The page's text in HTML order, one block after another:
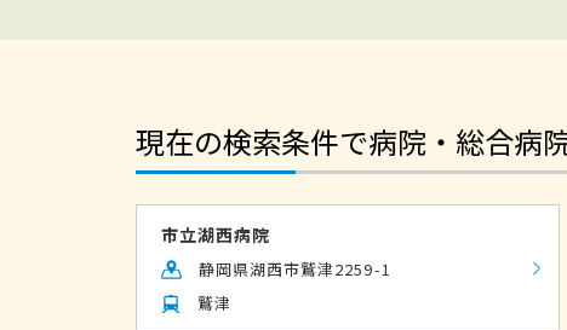
現在の検索条件で病院・総合病
市立湖西病院
静岡県湖西市鷲津2259-1
鷲津